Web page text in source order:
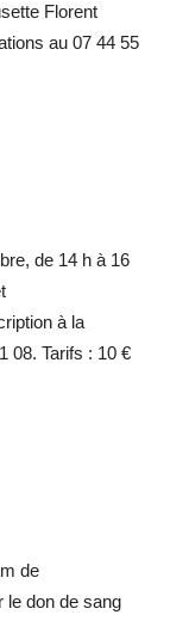
Florent
au 07 44 55
de 14 h à 16
à la
08. Tarifs : 10 €
de
le don de sang